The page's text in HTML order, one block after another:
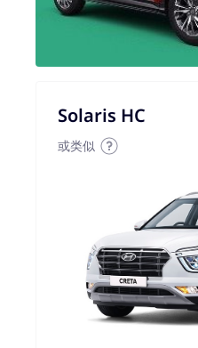
Solaris HC
或类似